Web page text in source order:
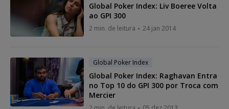
Global Poker Index: Liv Boeree Volta
ao GPI 300
2 min. de leitura 24 jan 2014
Global Poker Index
Global Poker Index: Raghavan Entra
no Top 10 do GPI 300 por Troca com
Mercier